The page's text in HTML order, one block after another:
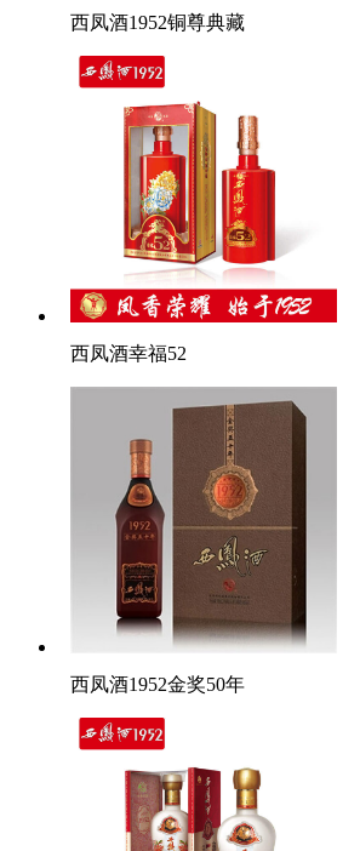
西凤酒1952铜尊典藏
西凤酒幸福52
西凤酒1952金奖50年